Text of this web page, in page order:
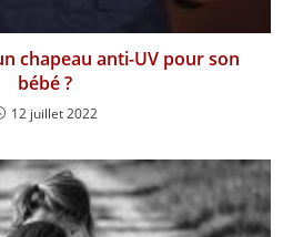
chapeau anti-UV pour son
bébé ?
12 juillet 2022